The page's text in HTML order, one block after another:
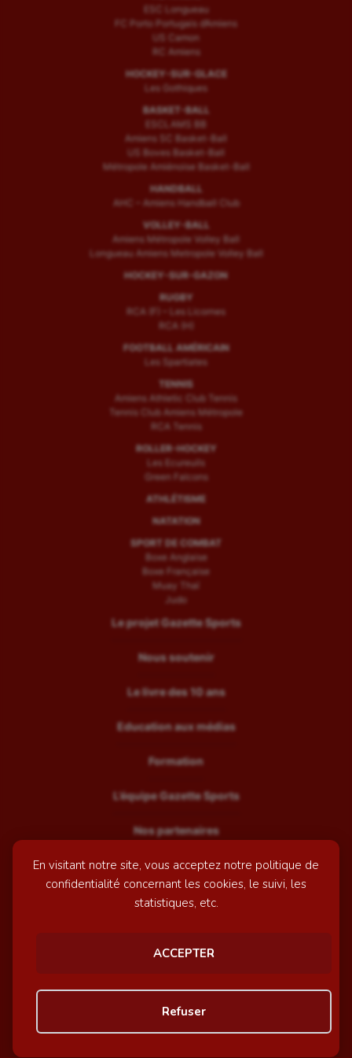
En visitant notre site, vous acceptez notre politique de
confidentialité concernant les cookies, le suivi, les
statistiques, etc.
ACCEPTER
Refuser
Water-polo
ESC Longueau
FC Porto Portugais d’Amiens
US Camon
RC Amiens
HOCKEY-SUR-GLACE
Les Gothiques
BASKET-BALL
ESCLAMS BB
Amiens SC Basket-Ball
US Boves Basket-Ball
Métropole Amiénoise Basket-Ball
HANDBALL
AHC – Amiens Handball Club
VOLLEY-BALL
Amiens Métropole Volley Ball
Longueau Amiens Metropole Volley Ball
HOCKEY-SUR-GAZON
RUGBY
RCA (F) – Les Licornes
RCA (H)
FOOTBALL AMÉRICAIN
Les Spartiates
TENNIS
Amiens Athletic Club Tennis
Tennis Club Amiens Métropole
RCA Tennis
ROLLER-HOCKEY
Les Ecureuils
Green Falcons
ATHLÉTISME
NATATION
SPORT DE COMBAT
Boxe Anglaise
Boxe Française
Muay Thaï
Judo
Le projet Gazette Sports
Nous soutenir
Le livre des 10 ans
Education aux médias
Formation
L’équipe Gazette Sports
Nos partenaires
Recrutement
Mentions légales
© GazetteSports - 2026 | Site internet réalisé par
Awelty